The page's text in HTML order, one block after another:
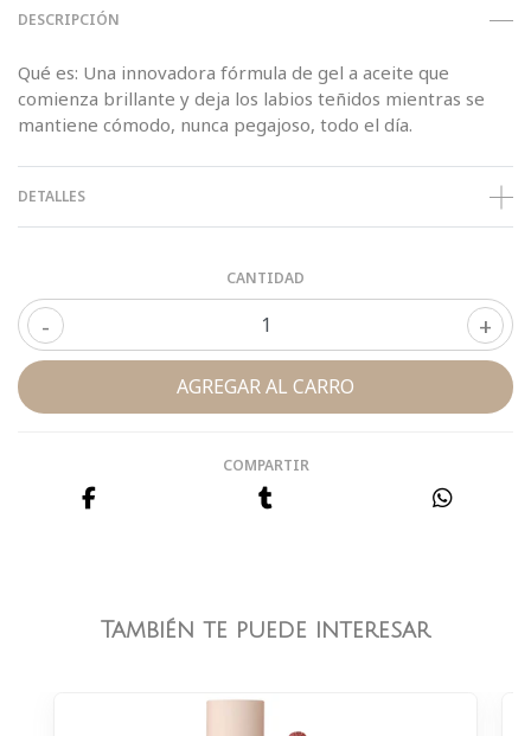
DESCRIPCIÓN
Qué es: Una innovadora fórmula de gel a aceite que
comienza brillante y deja los labios teñidos mientras se
mantiene cómodo, nunca pegajoso, todo el día.
DETALLES
CANTIDAD
+
-
COMPARTIR
También te puede interesar